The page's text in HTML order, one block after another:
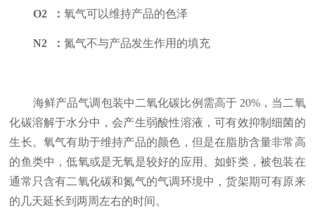
O2 ： 氧气可以维持产品的色泽
N2 ： 氮气不与产品发生作用的填充
海鲜产品气调包装中二氧化碳比例需高于 20%，当二氧
化碳溶解于水分中，会产生弱酸性溶液，可有效抑制细菌的
生长。氧气有助于维持产品的颜色，但是在脂肪含量非常高
的鱼类中，低氧或是无氧是较好的应用。如虾类，被包装在
通常只含有二氧化碳和氮气的气调环境中，货架期可有原来
的几天延长到两周左右的时间。